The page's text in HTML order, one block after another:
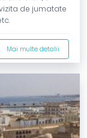
de jumatate
Mai multe detalii